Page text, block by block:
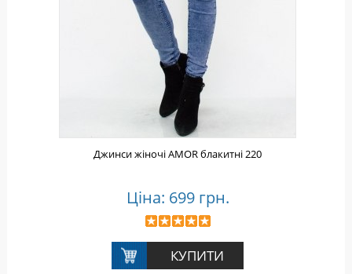
Джинси жіночі AMOR блакитні 220
Ціна: 699 грн.